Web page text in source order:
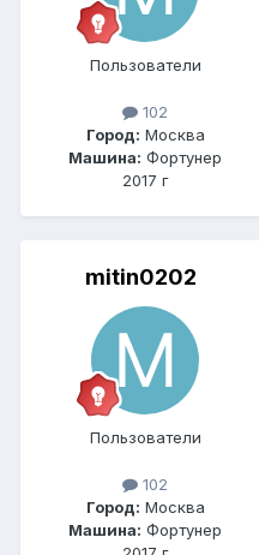
Пользователи
102
Город: Москва
Машина: Фортунер
2017 г
mitin0202
Пользователи
102
Город: Москва
Машина: Фортунер